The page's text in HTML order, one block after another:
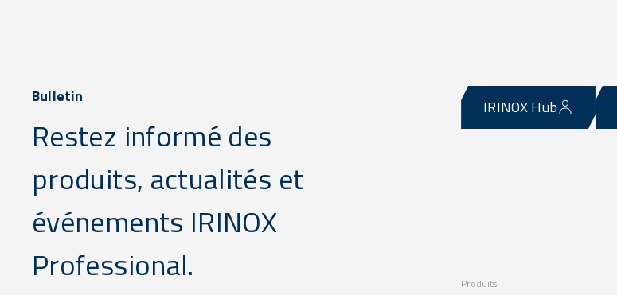
Bulletin
Restez informé des
produits, actualités et
événements IRINOX
Professional.
IRINOX Hub
Produits